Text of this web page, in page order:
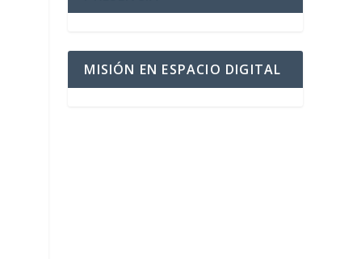
MISIÓN EN ESPACIO DIGITAL